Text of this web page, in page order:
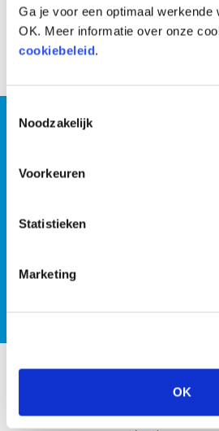
Ga je voor een optimaal werkende
OK. Meer informatie over onze
cookiebeleid.
Noodzakelijk
Voorkeuren
Statistieken
Marketing
OK
Voor
Wil jij
of wil je
SLIMNESS in